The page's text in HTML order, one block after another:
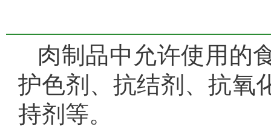
肉制品中允许使用的
护色剂、抗结剂、抗氧
持剂等。